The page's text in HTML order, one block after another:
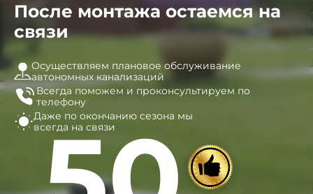
После монтажа остаемся на
связи
Осуществляем плановое обслуживание
автономных канализаций
Всегда поможем и проконсультируем по
телефону
Даже по окончанию сезона мы
всегда на связи